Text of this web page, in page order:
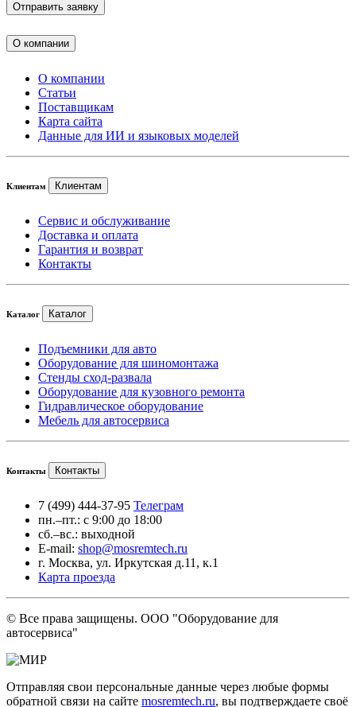
Отправить заявку
О компании
О компании
Статьи
Поставщикам
Карта сайта
Данные для ИИ и языковых моделей
Клиентам Клиентам
Сервис и обслуживание
Доставка и оплата
Гарантия и возврат
Контакты
Каталог Каталог
Подъемники для авто
Оборудование для шиномонтажа
Стенды сход-развала
Оборудование для кузовного ремонта
Гидравлическое оборудование
Мебель для автосервиса
Контакты Контакты
7 (499) 444-37-95 Телеграм
пн.–пт.: с 9:00 до 18:00
сб.–вс.: выходной
E-mail: shop@mosremtech.ru
г. Москва, ул. Иркутская д.11, к.1
Карта проезда
© Все права защищены. ООО "Оборудование для
автосервиса"
Отправляя свои персональные данные через любые формы
обратной связи на сайте mosremtech.ru, вы подтверждаете своё